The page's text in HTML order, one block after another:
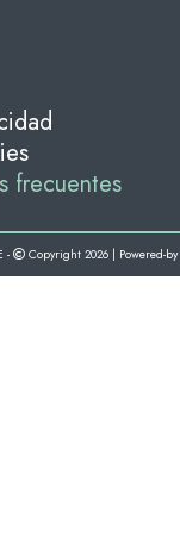
frecuentes
- Copyright 2026 | Powered-by